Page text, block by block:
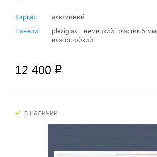
Каркас:
алюминий
Панели:
plexiglas - немецкий пластик 5
влагостойкий
12 400 p
в наличии